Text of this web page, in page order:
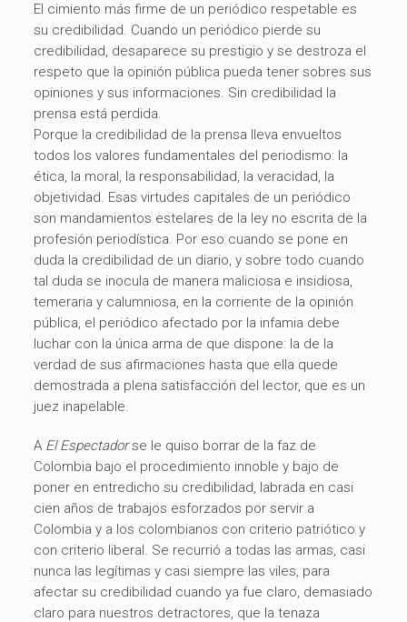
El cimiento más firme de un periódico respetable es
su credibilidad. Cuando un periódico pierde su
credibilidad, desaparece su prestigio y se destroza el
respeto que la opinión pública pueda tener sobres sus
opiniones y sus informaciones. Sin credibilidad la
prensa está perdida.
Porque la credibilidad de la prensa lleva envueltos
todos los valores fundamentales del periodismo: la
ética, la moral, la responsabilidad, la veracidad, la
objetividad. Esas virtudes capitales de un periódico
son mandamientos estelares de la ley no escrita de la
profesión periodística. Por eso cuando se pone en
duda la credibilidad de un diario, y sobre todo cuando
tal duda se inocula de manera maliciosa e insidiosa,
temeraria y calumniosa, en la corriente de la opinión
pública, el periódico afectado por la infamia debe
luchar con la única arma de que dispone: la de la
verdad de sus afirmaciones hasta que ella quede
demostrada a plena satisfacción del lector, que es un
juez inapelable.
A El Espectadorse le quiso borrar de la faz de
Colombia bajo el procedimiento innoble y bajo de
poner en entredicho su credibilidad, labrada en casi
cien años de trabajos esforzados por servir a
Colombia y a los colombianos con criterio patriótico y
con criterio liberal. Se recurrió a todas las armas, casi
nunca las legítimas y casi siempre las viles, para
afectar su credibilidad cuando ya fue claro, demasiado
claro para nuestros detractores, que la tenaza